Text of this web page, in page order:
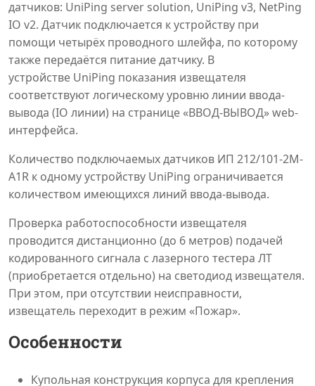
датчиков: UniPing server solution, UniPing v3, NetPing
IO v2. Датчик подключается к устройству при
помощи четырёх проводного шлейфа, по которому
также передаётся питание датчику. В
устройстве UniPing показания извещателя
соответствуют логическому уровню линии ввода-
вывода (IO линии) на странице «ВВОД-ВЫВОД» web-
интерфейса.
Количество подключаемых датчиков ИП 212/101-2М-
A1R к одному устройству UniPing ограничивается
количеством имеющихся линий ввода-вывода.
Проверка работоспособности извещателя
проводится дистанционно (до 6 метров) подачей
кодированного сигнала с лазерного тестера ЛТ
(приобретается отдельно) на светодиод извещателя.
При этом, при отсутствии неисправности,
извещатель переходит в режим «Пожар».
Особенности
Купольная конструкция корпуса для крепления